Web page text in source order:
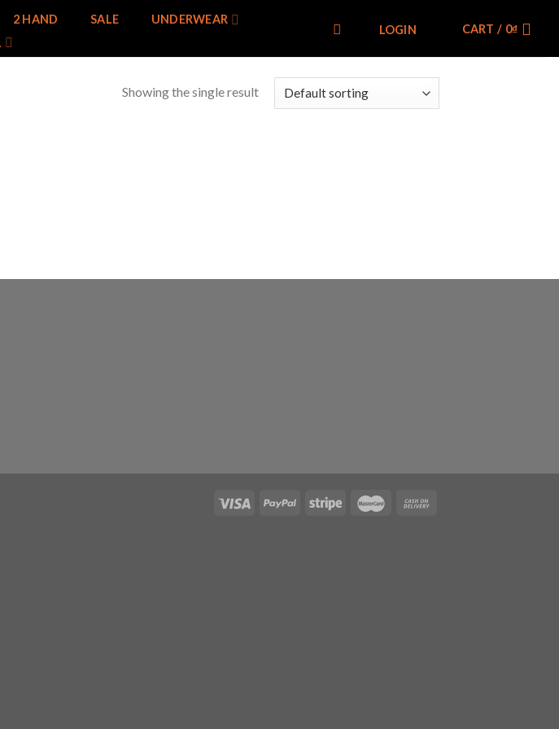
2 HAND SALE
UNDERWEAR
LOGIN CART / 0₫
Showing the single result